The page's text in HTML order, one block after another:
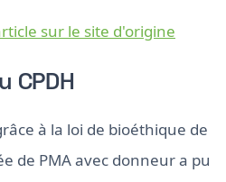
sur le site d'origine
CPDH
à la loi de bioéthique de
de PMA avec donneur a pu